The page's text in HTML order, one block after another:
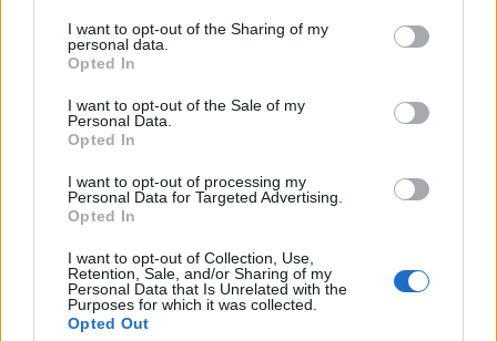
I want to opt-out of the Sharing of my
personal data.
Opted In
I want to opt-out of the Sale of my
Personal Data.
Opted In
I want to opt-out of processing my
Personal Data for Targeted Advertising.
Opted In
I want to opt-out of Collection, Use,
Retention, Sale, and/or Sharing of my
Personal Data that Is Unrelated with the
Purposes for which it was collected.
Opted Out
SPETTACOLI
SCIENZA E TECH
Libero ShoppingContattiPubblicitàCookie policy
Condizioni generali